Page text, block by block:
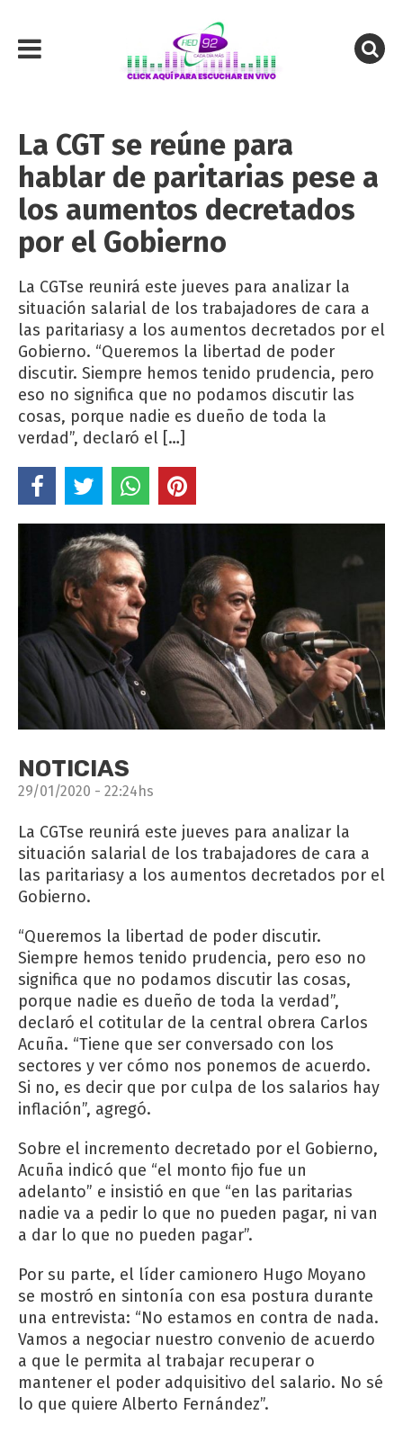
La CGT se reúne para
hablar de paritarias pese a
los aumentos decretados
por el Gobierno
La CGTse reunirá este jueves para analizar la
situación salarial de los trabajadores de cara a
las paritariasy a los aumentos decretados por el
Gobierno. “Queremos la libertad de poder
discutir. Siempre hemos tenido prudencia, pero
eso no significa que no podamos discutir las
cosas, porque nadie es dueño de toda la
verdad”, declaró el […]
NOTICIAS
29/01/2020 - 22:24hs
La CGTse reunirá este jueves para analizar la
situación salarial de los trabajadores de cara a
las paritariasy a los aumentos decretados por el
Gobierno.
“Queremos la libertad de poder discutir.
Siempre hemos tenido prudencia, pero eso no
significa que no podamos discutir las cosas,
porque nadie es dueño de toda la verdad”,
declaró el cotitular de la central obrera Carlos
Acuña. “Tiene que ser conversado con los
sectores y ver cómo nos ponemos de acuerdo.
Si no, es decir que por culpa de los salarios hay
inflación”, agregó.
Sobre el incremento decretado por el Gobierno,
Acuña indicó que “el monto fijo fue un
adelanto” e insistió en que “en las paritarias
nadie va a pedir lo que no pueden pagar, ni van
a dar lo que no pueden pagar”.
Por su parte, el líder camionero Hugo Moyano
se mostró en sintonía con esa postura durante
una entrevista: “No estamos en contra de nada.
Vamos a negociar nuestro convenio de acuerdo
a que le permita al trabajar recuperar o
mantener el poder adquisitivo del salario. No sé
lo que quiere Alberto Fernández”.